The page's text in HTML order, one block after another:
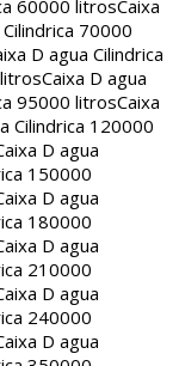
60000 litrosCaixa
70000
D agua Cilindrica
Caixa D agua
95000 litrosCaixa
Cilindrica 120000
D agua
150000
D agua
180000
D agua
210000
D agua
240000
D agua